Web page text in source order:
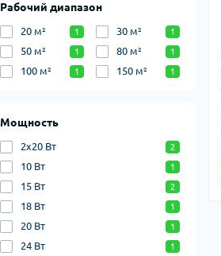
Рабочий диапазон
20 м² 1 30 м² 1
50 м² 1 80 м² 1
100 м² 1 150 м² 1
Мощность
2х20 Вт 2
10 Вт 1
15 Вт 2
18 Вт 1
20 Вт 1
24 Вт 1